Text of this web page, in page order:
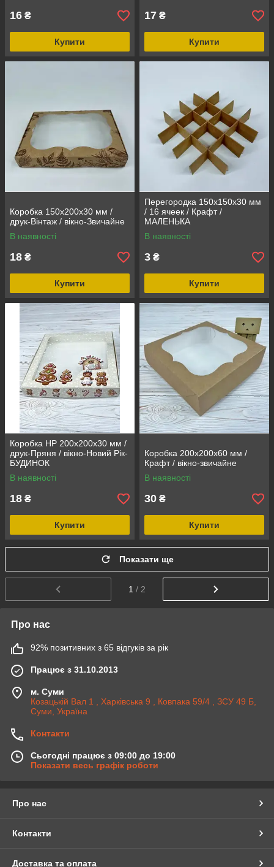
16 ₴
Купити
17 ₴
Купити
Коробка 150х200х30 мм /
друк-Вінтаж / вікно-Звичайне
В наявності
18 ₴
Купити
Перегородка 150х150х30 мм
/ 16 ячеек / Крафт /
МАЛЕНЬКА
В наявності
3 ₴
Купити
Коробка НР 200х200х30 мм /
друк-Пряня / вікно-Новий Рік-
БУДИНОК
В наявності
18 ₴
Купити
Коробка 200х200х60 мм /
Крафт / вікно-звичайне
В наявності
30 ₴
Купити
Показати ще
1 / 2
Про нас
92% позитивних з 65 відгуків за рік
Працює з 31.10.2013
м. Суми
Козацькій Вал 1 , Харківська 9 , Ковпака 59/4 , ЗСУ 49 Б,
Суми, Україна
Контакти
Сьогодні працює з 09:00 до 19:00
Показати весь графік роботи
Про нас
Контакти
Доставка та оплата